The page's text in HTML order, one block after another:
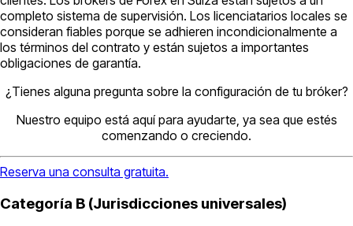
completo sistema de supervisión. Los licenciatarios locales se
consideran fiables porque se adhieren incondicionalmente a
los términos del contrato y están sujetos a importantes
obligaciones de garantía.
¿Tienes alguna pregunta sobre la configuración de tu bróker?
Nuestro equipo está aquí para ayudarte, ya sea que estés
comenzando o creciendo.
Reserva una consulta gratuita.
Categoría B (Jurisdicciones universales)